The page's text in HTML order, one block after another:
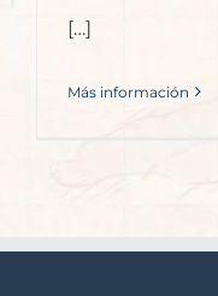
[…]
Más información